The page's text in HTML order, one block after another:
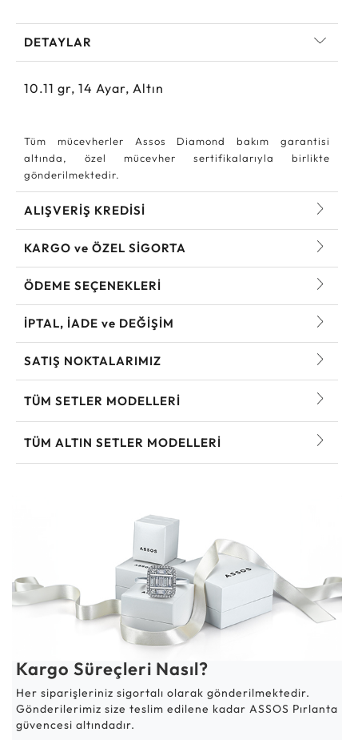
DETAYLAR
10.11 gr, 14 Ayar, Altın
Tüm mücevherler Assos Diamond bakım garantisi
altında, özel mücevher sertifikalarıyla birlikte
gönderilmektedir.
ALIŞVERİŞ KREDİSİ
KARGO ve ÖZEL SİGORTA
ÖDEME SEÇENEKLERİ
İPTAL, İADE ve DEĞİŞİM
SATIŞ NOKTALARIMIZ
TÜM SETLER MODELLERI
TÜM ALTIN SETLER MODELLERI
Kargo Süreçleri Nasıl?
Her siparişleriniz sigortalı olarak gönderilmektedir.
Gönderilerimiz size teslim edilene kadar ASSOS Pırlanta
güvencesi altındadır.